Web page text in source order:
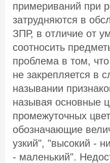
примериваний при
затрудняются в
ЗПР, в отличие от
соотносить
проблема в том,
не закрепляется в
назывании
называя основные
промежуточных
обозначающие
узкий", "высокий -
- маленький".